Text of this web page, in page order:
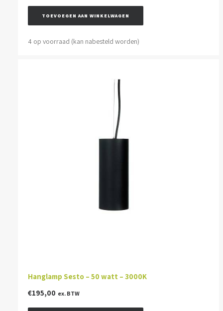
TOEVOEGEN AAN WINKELWAGEN
4 op voorraad (kan nabesteld worden)
Hanglamp Sesto – 50 watt – 3000K
€195,00 ex. BTW